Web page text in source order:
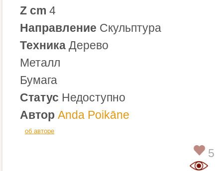
Z cm 4
Направление Скульптура
Техника Дерево
Металл
Бумага
Статус Недоступно
Автор Anda Poikāne
об авторе
5